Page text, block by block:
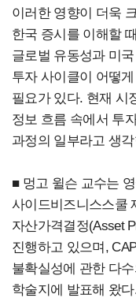
이러한 영향이 더욱
한국 증시를 이해할
글로벌 유동성과 미
투자 사이클이 어떻
필요가 있다. 현재 시
정보 흐름 속에서 투
과정의 일부라고 생
■ 멍고 윌슨 교수는
사이드비즈니스스쿨
자산가격결정(Asset
진행하고 있으며,
불확실성에 관한 다
학술지에 발표해 왔